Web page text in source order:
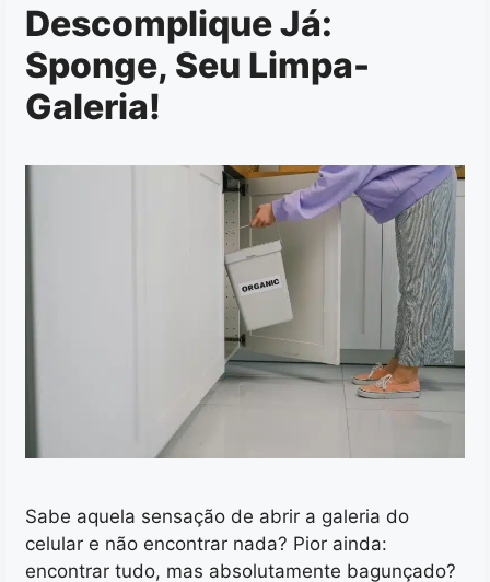
Descomplique Já:
Sponge, Seu Limpa-
Galeria!
Sabe aquela sensação de abrir a galeria do
celular e não encontrar nada? Pior ainda:
encontrar tudo, mas absolutamente bagunçado?